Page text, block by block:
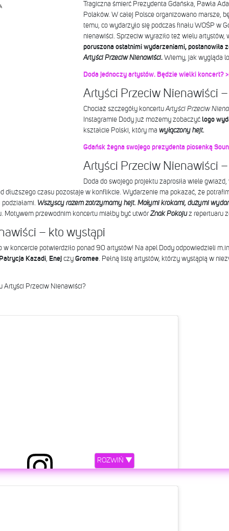
Tragiczna śmierć Prezydenta Gdańska, Pawła
Polaków. W całej Polsce organizowano marsze,
temu, co wydarzyło się podczas finału WOŚP w
nienawiści. Sprzeciw wyraziło też wielu artystów,
poruszona ostatnimi wydarzeniami, postanowiła
Artyści Przeciw Nienawiści.Wiemy, jak wygląda
Doda jednoczy artystów. Będzie wielki koncert?
Artyści Przeciw Nienawiści
Chociaż szczegóły koncertuArtyści Przeciw
Instagramie Dody już możemy zobaczyćlogo
kształcie Polski, który ma wyłączony hejt.
Gdańsk żegna swojego prezydenta piosenką
Artyści Przeciw Nienawiści
Doda do swojego projektu zaprosiła wiele
dłuższego czasu pozostaje w konflikcie. Wydarzenie ma pokazać, że
Wszyscy razem zatrzymamy hejt. Małymi krokami, dużymi
Motywem przewodnim koncertu miałby być utwór Znak Pokojuz repertuaru
– kto wystąpi
koncercie potwierdziło ponad 90 artystów! Na apel Dody odpowiedzieli
Kazadi, Enej czy Gromee. Pełną listę artystów, którzy wystąpią w
Artyści Przeciw Nienawiści?
ROZWIŃ ▼